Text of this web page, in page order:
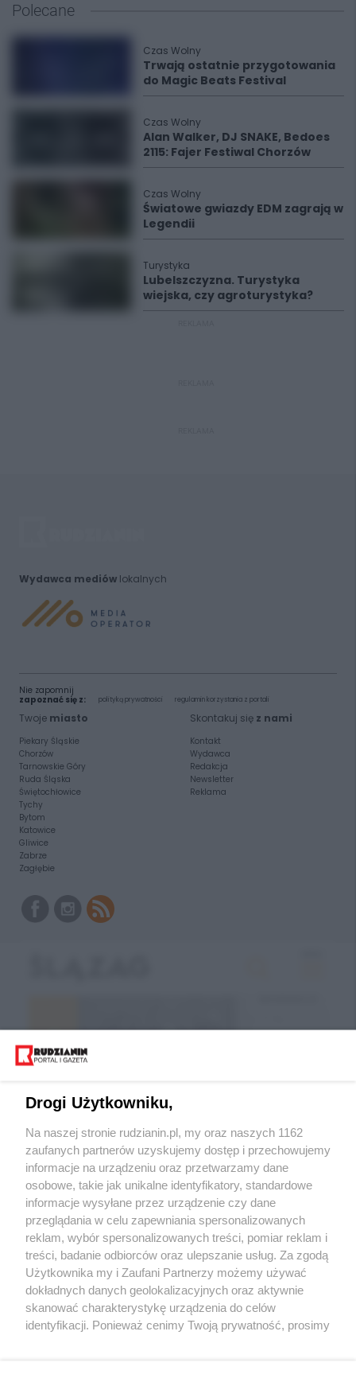
Polecane
Czas Wolny
Trwają ostatnie przygotowania
do Magic Beats Festival
Czas Wolny
Alan Walker, DJ SNAKE, Bedoes
2115: Fajer Festiwal Chorzów
Czas Wolny
Światowe gwiazdy EDM zagrają w
Legendii
Turystyka
Lubelszczyzna. Turystyka
wiejska, czy agroturystyka?
Wydawca mediówlokalnych
Nie zapomnij
zapoznać się z:
polityką prywatności regulamin korzystania z portali
Twoje miasto
Piekary Śląskie
Chorzów
Tarnowskie Góry
Ruda Śląska
Świętochłowice
Tychy
Bytom
Katowice
Gliwice
Zabrze
Zagłębie
Skontakuj się z nami
Kontakt
Wydawca
Redakcja
Newsletter
Reklama
Wróć do strony głównej
ślązag.pl
0%
Drogi Użytkowniku,
Na naszej stronie rudzianin.pl, my oraz naszych 1162
zaufanych partnerów uzyskujemy dostęp i przechowujemy
informacje na urządzeniu oraz przetwarzamy dane
osobowe, takie jak unikalne identyfikatory, standardowe
informacje wysyłane przez urządzenie czy dane
przeglądania w celu zapewniania spersonalizowanych
reklam, wybór spersonalizowanych treści, pomiar reklam i
treści, badanie odbiorców oraz ulepszanie usług. Za zgodą
Użytkownika my i Zaufani Partnerzy możemy używać
dokładnych danych geolokalizacyjnych oraz aktywnie
skanować charakterystykę urządzenia do celów
identyfikacji. Ponieważ cenimy Twoją prywatność, prosimy